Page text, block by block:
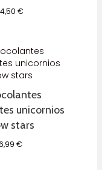
€
unicornios
stars
€